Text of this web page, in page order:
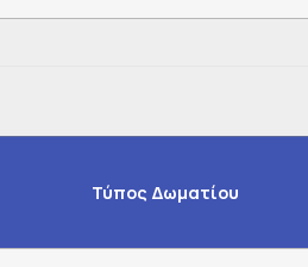
Τύπος Δωματίου